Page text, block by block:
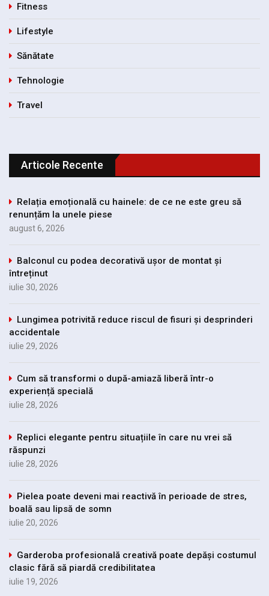
Fitness
Lifestyle
Sănătate
Tehnologie
Travel
Articole Recente
Relația emoțională cu hainele: de ce ne este greu să
renunțăm la unele piese
august 6, 2026
Balconul cu podea decorativă ușor de montat și
întreținut
iulie 30, 2026
Lungimea potrivită reduce riscul de fisuri și desprinderi
accidentale
iulie 29, 2026
Cum să transformi o după-amiază liberă într-o
experiență specială
iulie 28, 2026
Replici elegante pentru situațiile în care nu vrei să
răspunzi
iulie 28, 2026
Pielea poate deveni mai reactivă în perioade de stres,
boală sau lipsă de somn
iulie 20, 2026
Garderoba profesională creativă poate depăși costumul
clasic fără să piardă credibilitatea
iulie 19, 2026